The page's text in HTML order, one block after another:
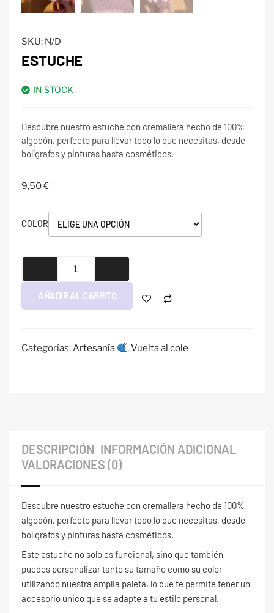
SKU: N/D
ESTUCHE
IN STOCK
Descubre nuestro estuche con cremallera hecho de 100%
algodón, perfecto para llevar todo lo que necesitas, desde
bolígrafos y pinturas hasta cosméticos.
9,50€
COLOR
AÑADIR AL CARRITO
Categorías:Artesanía ,Vuelta al cole
DESCRIPCIÓN INFORMACIÓN ADICIONAL
VALORACIONES (0)
Descubre nuestro estuche con cremallera hecho de 100%
algodón, perfecto para llevar todo lo que necesitas, desde
bolígrafos y pinturas hasta cosméticos.
Este estuche no solo es funcional, sino que también
puedes personalizar tanto su tamaño como su color
utilizando nuestra amplia paleta, lo que te permite tener un
accesorio único que se adapte a tu estilo personal.